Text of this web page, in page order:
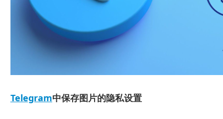
Telegram中保存图片的隐私设置